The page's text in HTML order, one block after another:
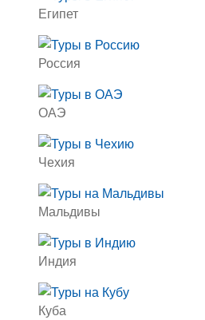
Египет
Россия
ОАЭ
Чехия
Мальдивы
Индия
Куба